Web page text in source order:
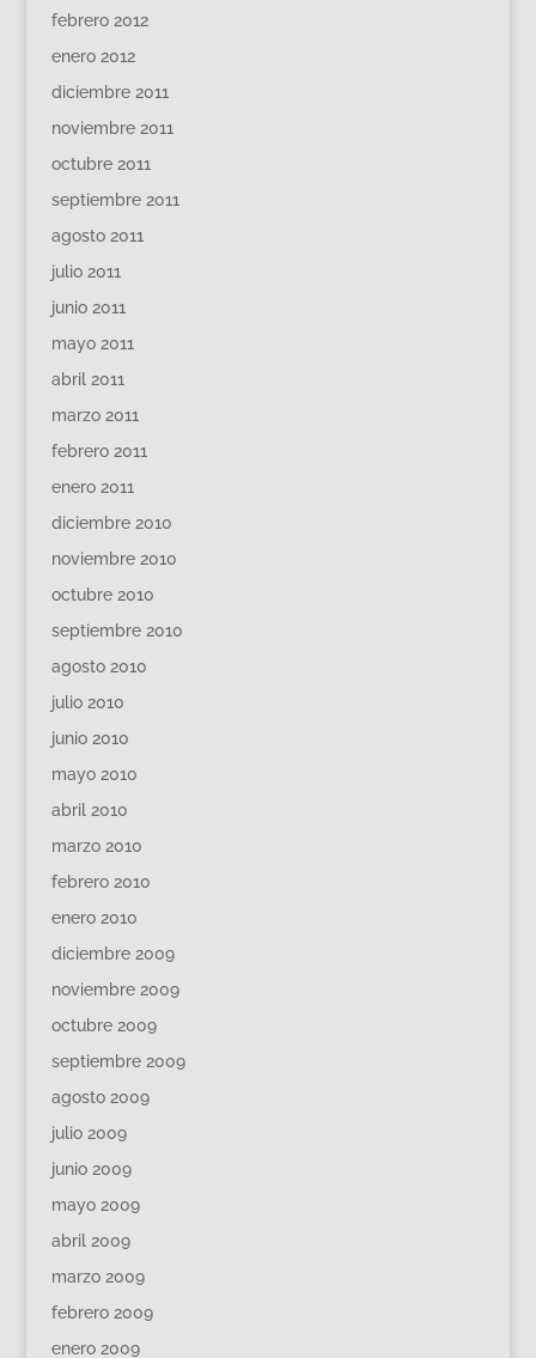
febrero 2012
enero 2012
diciembre 2011
noviembre 2011
octubre 2011
septiembre 2011
agosto 2011
julio 2011
junio 2011
mayo 2011
abril 2011
marzo 2011
febrero 2011
enero 2011
diciembre 2010
noviembre 2010
octubre 2010
septiembre 2010
agosto 2010
julio 2010
junio 2010
mayo 2010
abril 2010
marzo 2010
febrero 2010
enero 2010
diciembre 2009
noviembre 2009
octubre 2009
septiembre 2009
agosto 2009
julio 2009
junio 2009
mayo 2009
abril 2009
marzo 2009
febrero 2009
enero 2009